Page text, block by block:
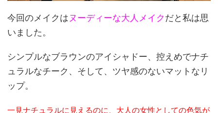
今回のメイクはヌーディーな大人メイクだと私は思
いました。
シンプルなブラウンのアイシャドー、控えめでナチ
ュラルなチーク、そして、ツヤ感のないマットなリ
ップ。
一見ナチュラルに見えるのに、大人の女性としての色気が